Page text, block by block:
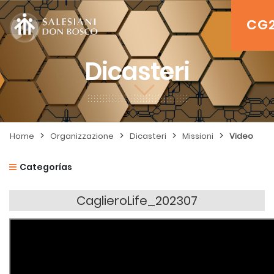
Dicasteri
Home > Organizzazione > Dicasteri > Missioni > Video
Categorías
CaglieroLife_202307